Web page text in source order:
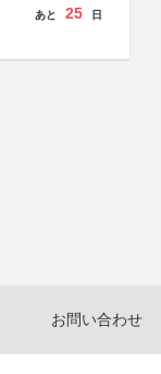
あと 25 日
お問い合わせ